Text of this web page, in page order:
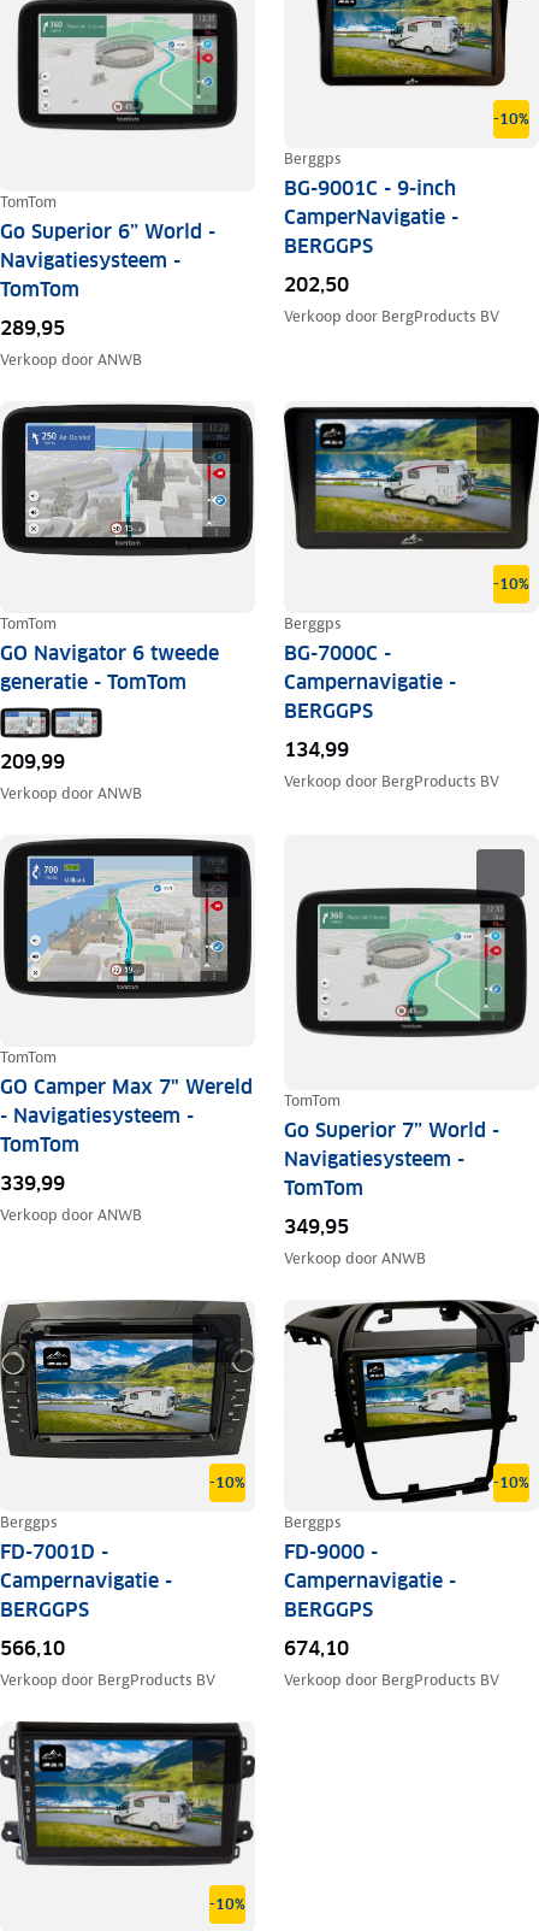
TomTom
Go Superior 6” World -
Navigatiesysteem -
TomTom
289,95
Verkoop doorANWB
-10%
Berggps
BG-9001C - 9-inch
CamperNavigatie -
BERGGPS
202,50
Verkoop door BergProducts BV
TomTom
GO Navigator 6 tweede
generatie - TomTom
209,99
Verkoop doorANWB
-10%
Berggps
BG-7000C -
Campernavigatie -
BERGGPS
134,99
Verkoop door BergProducts BV
TomTom
GO Camper Max 7" Wereld
- Navigatiesysteem -
TomTom
339,99
Verkoop doorANWB
TomTom
Go Superior 7” World -
Navigatiesysteem -
TomTom
349,95
Verkoop doorANWB
-10%
Berggps
FD-7001D -
Campernavigatie -
BERGGPS
566,10
Verkoop door BergProducts BV
-10%
Berggps
FD-9000 -
Campernavigatie -
BERGGPS
674,10
Verkoop door BergProducts BV
-10%